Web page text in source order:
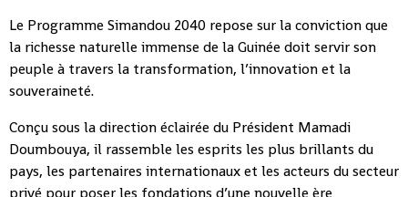
Le Programme Simandou 2040 repose sur la conviction que
la richesse naturelle immense de la Guinée doit servir son
peuple à travers la transformation, l’innovation et la
souveraineté.
Conçu sous la direction éclairée du Président Mamadi
Doumbouya, il rassemble les esprits les plus brillants du
pays, les partenaires internationaux et les acteurs du secteur
privé pour poser les fondations d’une nouvelle ère